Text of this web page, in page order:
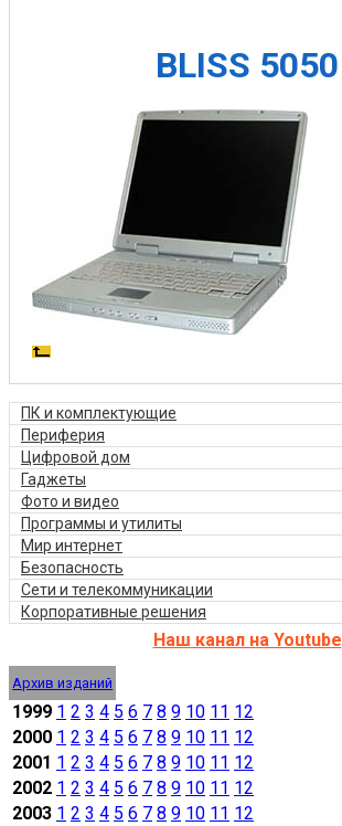
BLISS 5050
ПК и комплектующие
Периферия
Цифровой дом
Гаджеты
Фото и видео
Программы и утилиты
Мир интернет
Безопасность
Сети и телекоммуникации
Корпоративные решения
Наш канал на Youtube
Архив изданий
1999 1 2 3 4 5 6 7 8 9 10 11 12
2000 1 2 3 4 5 6 7 8 9 10 11 12
2001 1 2 3 4 5 6 7 8 9 10 11 12
2002 1 2 3 4 5 6 7 8 9 10 11 12
2003 1 2 3 4 5 6 7 8 9 10 11 12